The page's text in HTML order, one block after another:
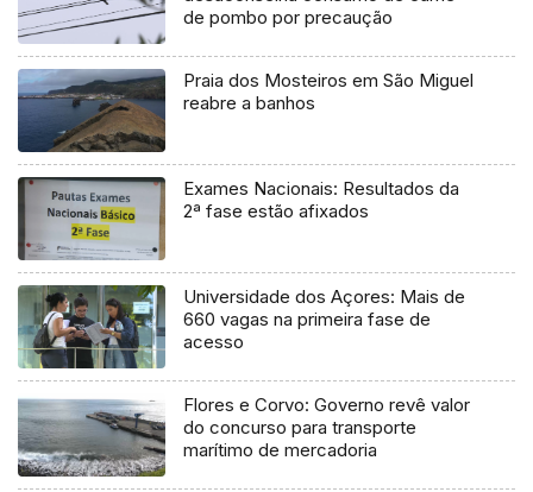
de pombo por precaução
Praia dos Mosteiros em São Miguel
reabre a banhos
Exames Nacionais: Resultados da
2ª fase estão afixados
Universidade dos Açores: Mais de
660 vagas na primeira fase de
acesso
Flores e Corvo: Governo revê valor
do concurso para transporte
marítimo de mercadoria